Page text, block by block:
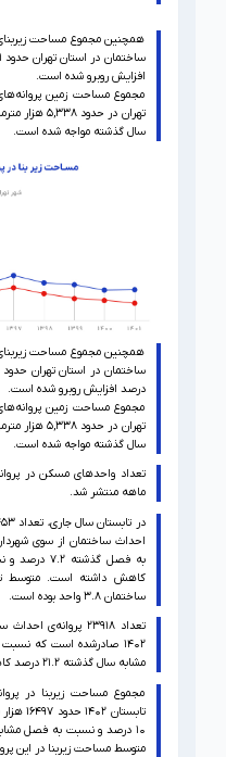
همچنین مجموع مساحت
افزایش روبرو شده است.
مجموع مساحت زمین
سال گذشته مواجه شده است.
همچنین مجموع مساحت
درصد افزایش روبرو شده است.
مجموع مساحت زمین
سال گذشته مواجه شده است.
ماهه منتشر شد.
احداث ساختمان از سوی
کاهش داشته است.‏ متوسط
ساختمان ۳.۸ واحد بوده است‌.
تعداد ۲۳۹۱۸
مشابه سال گذشته ۲۱.۲ درصد کاهش داشته است.
مجموع مساحت زیربنا در
متوسط مساحت زیربنا در این پروانه‌ها ۶۹۰ متر مربع